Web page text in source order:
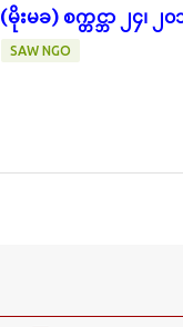
(မိုးမခ) စက္တင္ဘာ ၂၄၊ ၂၀
SAW NGO